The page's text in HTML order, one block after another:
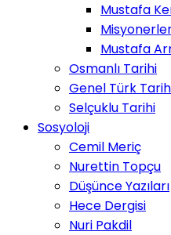
Mustafa
Mustafa
Osmanlı Tarihi
Genel Türk
Selçuklu Tarihi
Sosyoloji
Cemil Meriç
Nurettin Topçu
Düşünce Yazıları
Hece Dergisi
Nuri Pakdil